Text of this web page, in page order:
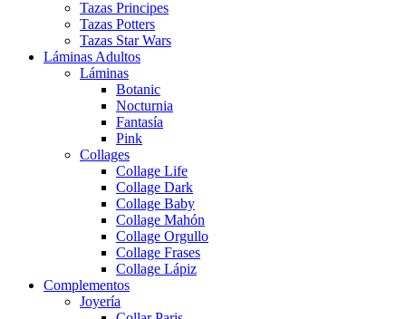
Tazas Principes
Tazas Potters
Tazas Star Wars
Láminas Adultos
Láminas
Botanic
Nocturnia
Fantasía
Pink
Collages
Collage Life
Collage Dark
Collage Baby
Collage Mahón
Collage Orgullo
Collage Frases
Collage Lápiz
Complementos
Joyería